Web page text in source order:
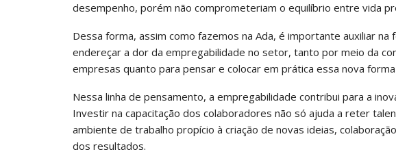
desempenho, porém não comprometeriam o equilíbrio entre vida
Dessa forma, assim como fazemos na Ada, é importante auxiliar
endereçar a dor da empregabilidade no setor, tanto por meio da
empresas quanto para pensar e colocar em prática essa nova
Nessa linha de pensamento, a empregabilidade contribui para a
Investir na capacitação dos colaboradores não só ajuda a reter
ambiente de trabalho propício à criação de novas ideias,
dos resultados.